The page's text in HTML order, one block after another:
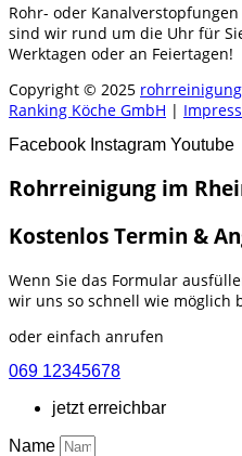
Rohr- oder
sind wir rund um die Uhr für
Werktagen oder an Feiertagen!
Copyright © 2025
Ranking Köche GmbH |
Facebook Instagram Youtube
Rohrreinigung im
Kostenlos Termin &
Wenn Sie das Formular
wir uns so schnell wie möglich
oder einfach anrufen
069 12345678
jetzt erreichbar
Name